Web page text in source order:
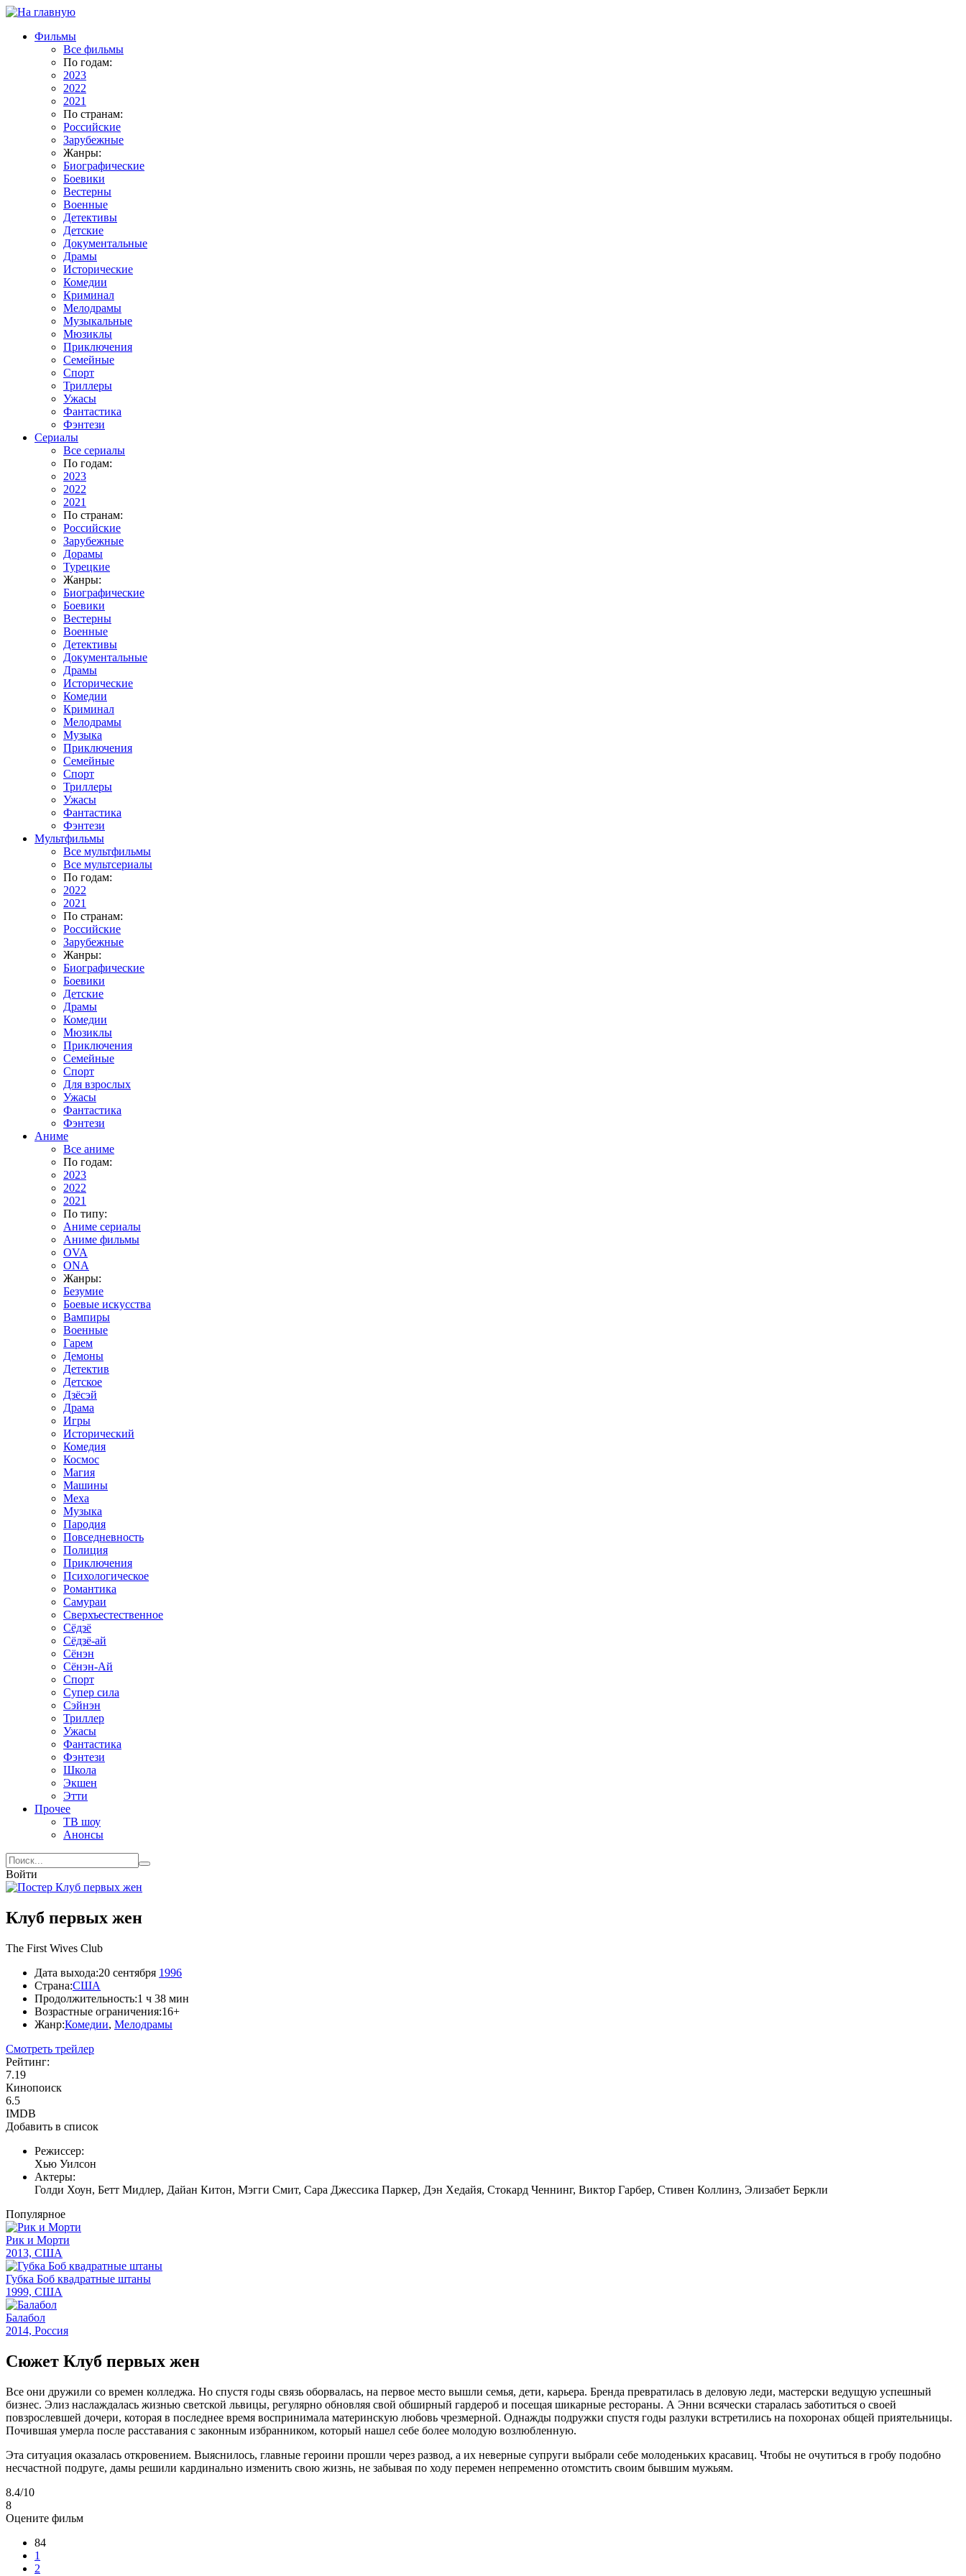
Фильмы
Все фильмы
По годам:
2023
2022
2021
По странам:
Российские
Зарубежные
Жанры:
Биографические
Боевики
Вестерны
Военные
Детективы
Детские
Документальные
Драмы
Исторические
Комедии
Криминал
Мелодрамы
Музыкальные
Мюзиклы
Приключения
Семейные
Спорт
Триллеры
Ужасы
Фантастика
Фэнтези
Сериалы
Все сериалы
По годам:
2023
2022
2021
По странам:
Российские
Зарубежные
Дорамы
Турецкие
Жанры:
Биографические
Боевики
Вестерны
Военные
Детективы
Документальные
Драмы
Исторические
Комедии
Криминал
Мелодрамы
Музыка
Приключения
Семейные
Спорт
Триллеры
Ужасы
Фантастика
Фэнтези
Мультфильмы
Все мультфильмы
Все мультсериалы
По годам:
2022
2021
По странам:
Российские
Зарубежные
Жанры:
Биографические
Боевики
Детские
Драмы
Комедии
Мюзиклы
Приключения
Семейные
Спорт
Для взрослых
Ужасы
Фантастика
Фэнтези
Аниме
Все аниме
По годам:
2023
2022
2021
По типу:
Аниме сериалы
Аниме фильмы
OVA
ONA
Жанры:
Безумие
Боевые искусства
Вампиры
Военные
Гарем
Демоны
Детектив
Детское
Дзёсэй
Драма
Игры
Исторический
Комедия
Космос
Магия
Машины
Меха
Музыка
Пародия
Повседневность
Полиция
Приключения
Психологическое
Романтика
Самураи
Сверхъестественное
Сёдзё
Сёдзё-ай
Сёнэн
Сёнэн-Ай
Спорт
Супер сила
Сэйнэн
Триллер
Ужасы
Фантастика
Фэнтези
Школа
Экшен
Этти
Прочее
ТВ шоу
Анонсы
Войти
Клуб первых жен
The First Wives Club
Дата выхода:20 сентября 1996
Страна:США
Продолжительность:1 ч 38 мин
Возрастные ограничения:16+
Жанр:Комедии, Мелодрамы
Смотреть трейлер
Рейтинг:
7.19
Кинопоиск
6.5
IMDB
Добавить в список
Режиссер:
Хью Уилсон
Актеры:
Голди Хоун, Бетт Мидлер, Дайан Китон, Мэгги Смит, Сара Джессика Паркер, Дэн Хедайя, Стокард Ченнинг, Виктор Гарбер, Стивен Коллинз, Элизабет Беркли
Популярное
Рик и Морти
2013, США
Губка Боб квадратные штаны
1999, США
Балабол
2014, Россия
Сюжет Клуб первых жен
Все они дружили со времен колледжа. Но спустя годы связь оборвалась, на первое место вышли семья, дети, карьера. Бренда превратилась в деловую леди, мастерски ведущую успешный
бизнес. Элиз наслаждалась жизнью светской львицы, регулярно обновляя свой обширный гардероб и посещая шикарные рестораны. А Энни всячески старалась заботиться о своей
повзрослевшей дочери, которая в последнее время воспринимала материнскую любовь чрезмерной. Однажды подружки спустя годы разлуки встретились на похоронах общей приятельницы.
Почившая умерла после расставания с законным избранником, который нашел себе более молодую возлюбленную.
Эта ситуация оказалась откровением. Выяснилось, главные героини прошли через развод, а их неверные супруги выбрали себе молоденьких красавиц. Чтобы не очутиться в гробу подобно
несчастной подруге, дамы решили кардинально изменить свою жизнь, не забывая по ходу перемен непременно отомстить своим бывшим мужьям.
8.4/10
8
Оцените фильм
84
1
2